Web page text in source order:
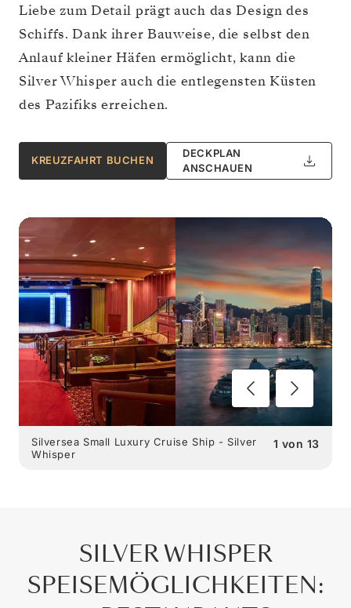
Liebe zum Detail prägt auch das Design des
Schiffs. Dank ihrer Bauweise, die selbst den
Anlauf kleiner Häfen ermöglicht, kann die
Silver Whisper auch die entlegensten Küsten
des Pazifiks erreichen.
KREUZFAHRT BUCHEN
DECKPLAN
ANSCHAUEN
1 von 13
Silversea Small Luxury Cruise Ship - Silver
Whisper
SILVER WHISPER
SPEISEMÖGLICHKEITEN: